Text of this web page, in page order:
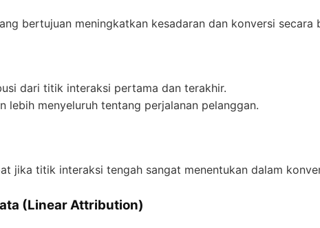
bertujuan meningkatkan kesadaran dan konversi secara
dari titik interaksi pertama dan terakhir.
lebih menyeluruh tentang perjalanan pelanggan.
jika titik interaksi tengah sangat menentukan dalam
(Linear Attribution)